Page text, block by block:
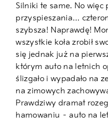
Silniki te same. No więc
przyspieszania…
szybsza! Naprawdę!
wszystkie koła zrobił
się jednak już na
którym auto na letnich
ślizgało i wypadało na
na zimowych
Prawdziwy dramat
hamowaniu – auto na